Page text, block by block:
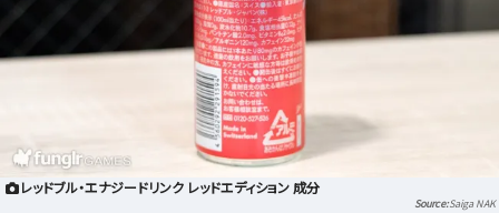
レッドブル・エナジードリンク レッドエディション 成分
Saiga NAK